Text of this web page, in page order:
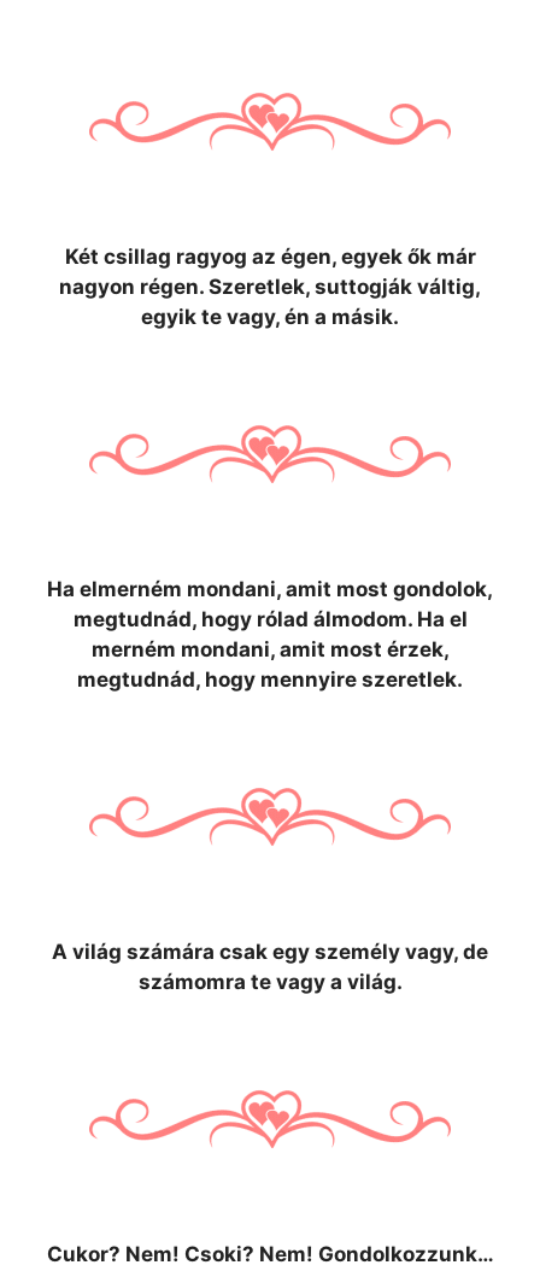
Két csillag ragyog az égen, egyek ők már
nagyon régen. Szeretlek, suttogják váltig,
egyik te vagy, én a másik.
Ha elmerném mondani, amit most gondolok,
megtudnád, hogy rólad álmodom. Ha el
merném mondani, amit most érzek,
megtudnád, hogy mennyire szeretlek.
A világ számára csak egy személy vagy, de
számomra te vagy a világ.
Cukor? Nem! Csoki? Nem! Gondolkozzunk…